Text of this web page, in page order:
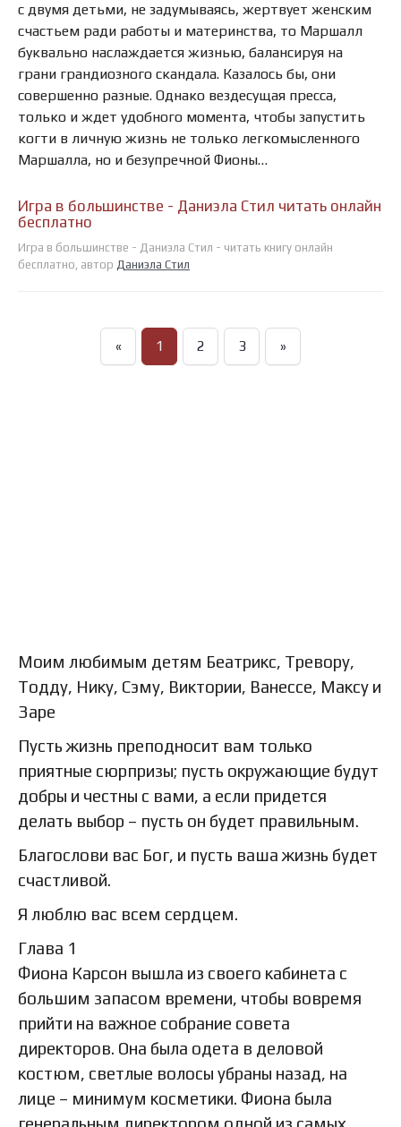
с двумя детьми, не задумываясь, жертвует женским
счастьем ради работы и материнства, то Маршалл
буквально наслаждается жизнью, балансируя на
грани грандиозного скандала. Казалось бы, они
совершенно разные. Однако вездесущая пресса,
только и ждет удобного момента, чтобы запустить
когти в личную жизнь не только легкомысленного
Маршалла, но и безупречной Фионы…
Игра в большинстве - Даниэла Стил читать онлайн
бесплатно
Игра в большинстве - Даниэла Стил - читать книгу онлайн
бесплатно, автор Даниэла Стил
« 1 2 3 »
Моим любимым детям Беатрикс, Тревору,
Тодду, Нику, Сэму, Виктории, Ванессе, Максу и
Заре
Пусть жизнь преподносит вам только
приятные сюрпризы; пусть окружающие будут
добры и честны с вами, а если придется
делать выбор – пусть он будет правильным.
Благослови вас Бог, и пусть ваша жизнь будет
счастливой.
Я люблю вас всем сердцем.
Глава 1
Фиона Карсон вышла из своего кабинета с
большим запасом времени, чтобы вовремя
прийти на важное собрание совета
директоров. Она была одета в деловой
костюм, светлые волосы убраны назад, на
лице – минимум косметики. Фиона была